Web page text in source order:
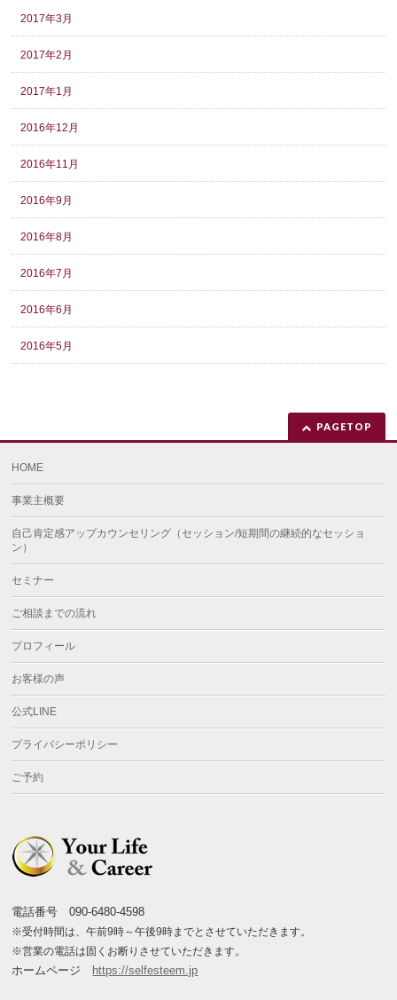
2017年3月
2017年2月
2017年1月
2016年12月
2016年11月
2016年9月
2016年8月
2016年7月
2016年6月
2016年5月
PAGETOP
HOME
事業主概要
自己肯定感アップカウンセリング（セッション/短期間の継続的なセッショ
ン）
セミナー
ご相談までの流れ
プロフィール
お客様の声
公式LINE
プライバシーポリシー
ご予約
電話番号 090-6480-4598
※受付時間は、午前9時～午後9時までとさせていただきます。
※営業の電話は固くお断りさせていただきます。
ホームページ https://selfesteem.jp